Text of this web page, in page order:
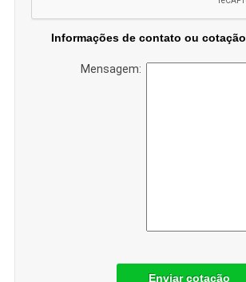
Informações de contato ou cotação
Mensagem:
Enviar cotação